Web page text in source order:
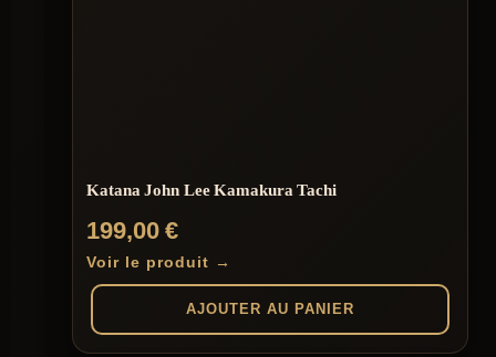
Katana John Lee Kamakura Tachi
199,00€
Voir le produit →
AJOUTER AU PANIER